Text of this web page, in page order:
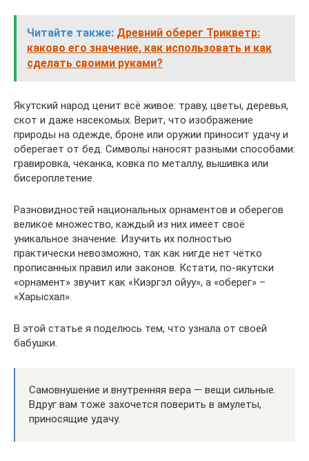
Читайте также: Древний оберег Трикветр:
каково его значение, как использовать и как
сделать своими руками?
Якутский народ ценит всё живое: траву, цветы, деревья,
скот и даже насекомых. Верит, что изображение
природы на одежде, броне или оружии приносит удачу и
оберегает от бед. Символы наносят разными способами:
гравировка, чеканка, ковка по металлу, вышивка или
бисероплетение.
Разновидностей национальных орнаментов и оберегов
великое множество, каждый из них имеет своё
уникальное значение. Изучить их полностью
практически невозможно, так как нигде нет чётко
прописанных правил или законов. Кстати, по-якутски
«орнамент» звучит как «Киэргэл ойуу», а «оберег» –
«Харысхал».
В этой статье я поделюсь тем, что узнала от своей
бабушки.
Самовнушение и внутренняя вера — вещи сильные.
Вдруг вам тоже захочется поверить в амулеты,
приносящие удачу.